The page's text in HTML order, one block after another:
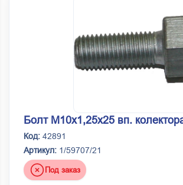
Болт М10х1,25х25 вп.
Код: 42891
Артикул: 1/59707/21
Под заказ